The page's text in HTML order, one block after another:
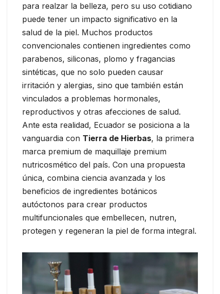
para realzar la belleza, pero su uso cotidiano
puede tener un impacto significativo en la
salud de la piel. Muchos productos
convencionales contienen ingredientes como
parabenos, siliconas, plomo y fragancias
sintéticas, que no solo pueden causar
irritación y alergias, sino que también están
vinculados a problemas hormonales,
reproductivos y otras afecciones de salud.
Ante esta realidad, Ecuador se posiciona a la
vanguardia con Tierra de Hierbas, la primera
marca premium de maquillaje premium
nutricosmético del país. Con una propuesta
única, combina ciencia avanzada y los
beneficios de ingredientes botánicos
autóctonos para crear productos
multifuncionales que embellecen, nutren,
protegen y regeneran la piel de forma integral.